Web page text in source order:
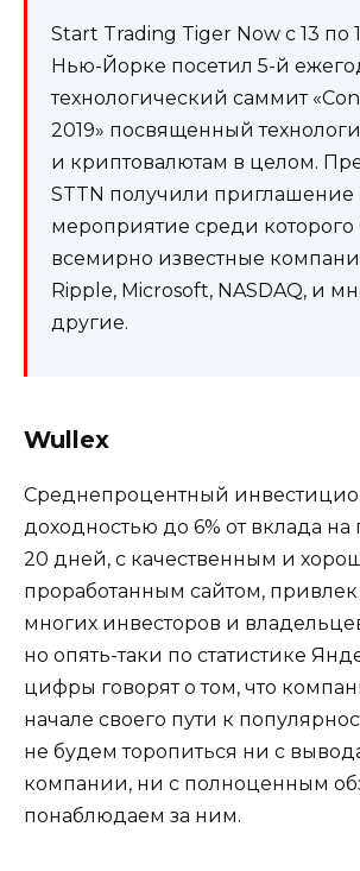
Start Trading Tiger Now c 13 по
Нью-Йорке посетил 5-й
технологический саммит
2019» посвященный
и криптовалютам в целом.
STTN получили приглашение
мероприятие среди
всемирно известные
Ripple, Microsoft, NASDAQ, и
другие.
Wullex
Среднепроцентный
доходностью до 6% от вклада
20 дней, с качественным и
проработанным сайтом,
многих инвесторов и
но опять-таки по статистике
цифры говорят о том, что
начале своего пути к
не будем торопиться ни с
компании, ни с полноценным
понаблюдаем за ним.